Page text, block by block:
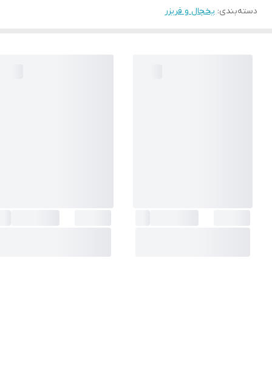
دسته‌بندی: یخچال و فریزر